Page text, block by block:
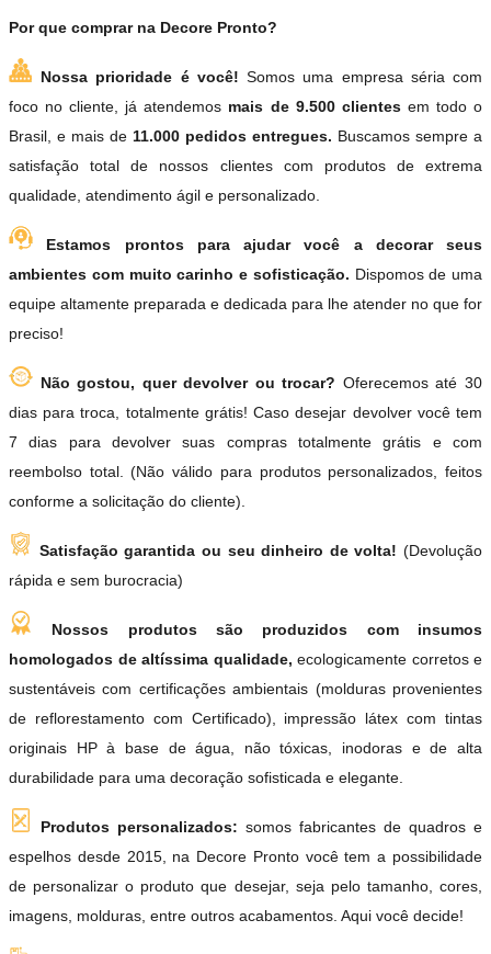
Por que comprar na Decore Pronto?
Nossa prioridade é você!Somos uma empresa séria com
foco no cliente, já atendemos mais de 9.500 clientesem todo o
Brasil, e mais de 11.000 pedidos entregues. Buscamos sempre a
satisfação total de nossos clientes com produtos de extrema
qualidade, atendimento ágil e personalizado.
Estamos prontos para ajudar você a decorar seus
ambientes com muito carinho e sofisticação. Dispomos de uma
equipe altamente preparada e dedicada para lhe atender no que for
preciso!
Não gostou, quer devolver ou trocar? Oferecemos até 30
dias para troca, totalmente grátis! Caso desejar devolver você tem
7 dias para devolver suas compras totalmente grátis e com
reembolso total. (Não válido para produtos personalizados, feitos
conforme a solicitação do cliente).
Satisfação garantida ou seu dinheiro de volta! (Devolução
rápida e sem burocracia)
Nossos produtos são produzidos com insumos
homologados de altíssima qualidade, ecologicamente corretos e
sustentáveis com certificações ambientais (molduras provenientes
de reflorestamento com Certificado), impressão látex com tintas
originais HP à base de água, não tóxicas, inodoras e de alta
durabilidade para uma decoração sofisticada e elegante.
Produtos personalizados: somos fabricantes de quadros e
espelhos desde 2015, na Decore Pronto você tem a possibilidade
de personalizar o produto que desejar, seja pelo tamanho, cores,
imagens, molduras, entre outros acabamentos. Aqui você decide!